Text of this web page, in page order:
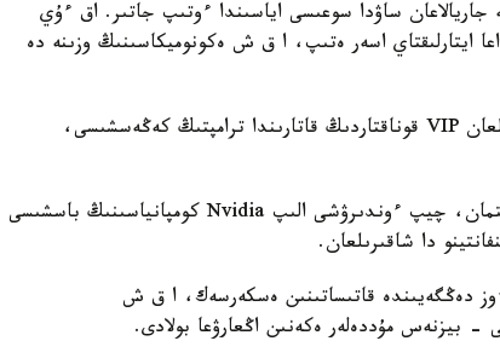
ساۋدا سوعىسى اياسىندا ءوتىپ جاتىر. اق ءۇي
ايتارلىقتاي اسەر ەتىپ، ا ق ش ەكونوميكاسىنىڭ وزىنە دە
پاتشا سارايىنداعى سالتاناتتى تۇسكى اسقا شاقىرىلعان VIP قوناقتاردىڭ قاتارىندا ترامپتىڭ كەڭەسشىسى،
سونىمەن قاتار، OpenAI باس ديرەكتورى سەم التمان، چيپ ءوندىرۋشى الىپ Nvidia كومپانياسىنىڭ باسشىسى
دا شاقىرىلعان.
ءوز دەڭگەيىندە قاتىساتىنىن ەسكەرسەك، ا ق ش
- بيزنەس مۇددەلەر ەكەنىن اڭعارۋعا بولادى.